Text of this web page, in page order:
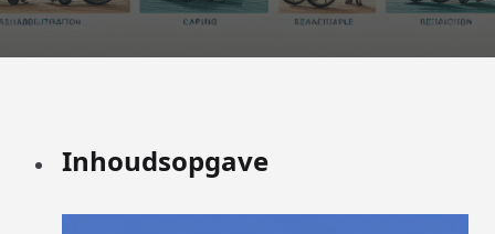
Inhoudsopgave